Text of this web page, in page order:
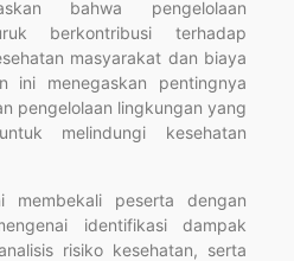
bahwa pengelolaan
berkontribusi terhadap
masyarakat dan biaya
ini menegaskan pentingnya
pengelolaan lingkungan yang
melindungi kesehatan
membekali peserta dengan
identifikasi dampak
risiko kesehatan, serta